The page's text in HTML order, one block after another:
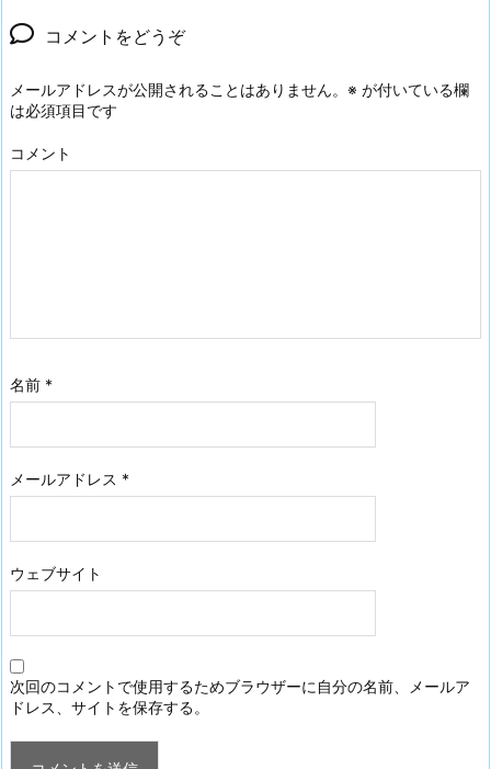
コメントをどうぞ
メールアドレスが公開されることはありません。 ※ が付いている欄
は必須項目です
コメント
名前 *
メールアドレス *
ウェブサイト
次回のコメントで使用するためブラウザーに自分の名前、メールア
ドレス、サイトを保存する。